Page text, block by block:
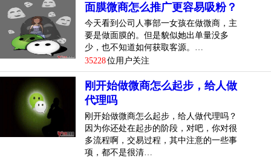
面膜微商怎么推广更容易吸粉？
今天看到公司人事部一女孩在做微商，主
要是做面膜的。但是貌似她出单量没多
少，也不知道如何获取客源。…
35228位用户关注
刚开始做微商怎么起步，给人做
代理吗
刚开始做微商怎么起步，给人做代理吗？
因为你还处在起步的阶段，对吧，你对很
多流程啊，交易过程，其中注意的一些事
项，都不是很清…